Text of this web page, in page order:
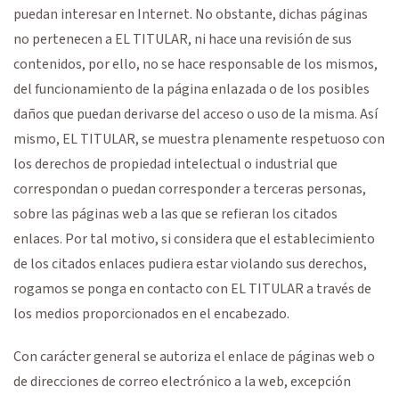
puedan interesar en Internet. No obstante, dichas páginas
no pertenecen a EL TITULAR, ni hace una revisión de sus
contenidos, por ello, no se hace responsable de los mismos,
del funcionamiento de la página enlazada o de los posibles
daños que puedan derivarse del acceso o uso de la misma. Así
mismo, EL TITULAR, se muestra plenamente respetuoso con
los derechos de propiedad intelectual o industrial que
correspondan o puedan corresponder a terceras personas,
sobre las páginas web a las que se refieran los citados
enlaces. Por tal motivo, si considera que el establecimiento
de los citados enlaces pudiera estar violando sus derechos,
rogamos se ponga en contacto con EL TITULAR a través de
los medios proporcionados en el encabezado.
Con carácter general se autoriza el enlace de páginas web o
de direcciones de correo electrónico a la web, excepción